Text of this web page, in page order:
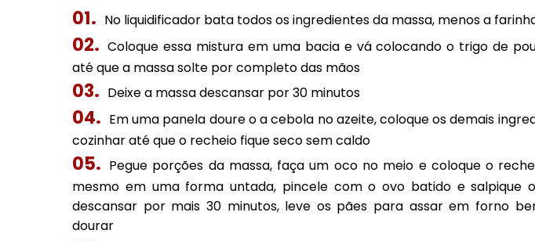
No liquidificador bata todos os ingredientes da massa, menos a
Coloque essa mistura em uma bacia e vá colocando o trigo de
até que a massa solte por completo das mãos
Deixe a massa descansar por 30 minutos
Em uma panela doure o a cebola no azeite, coloque os demais
cozinhar até que o recheio fique seco sem caldo
Pegue porções da massa, faça um oco no meio e coloque o
mesmo em uma forma untada, pincele com o ovo batido e salpique
descansar por mais 30 minutos, leve os pães para assar em forno
dourar